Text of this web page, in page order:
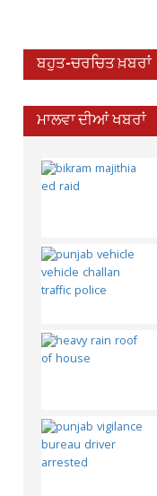
ਬਹੁਤ-ਚਰਚਿਤ ਖ਼ਬਰਾਂ
ਮਾਲਵਾ ਦੀਆਂ ਖਬਰਾਂ